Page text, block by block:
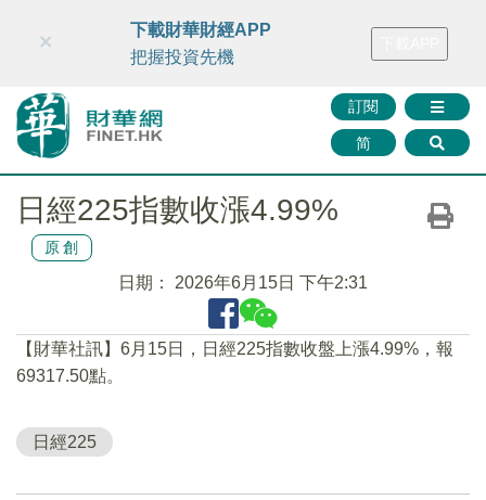
財華智庫網 FINTV FINMETA 財華證券 媒體矩陣
訂閱
简
×
下載財華財經APP
把握投資先機
日經225指數收漲4.99%
原創
日期： 2026年6月15日 下午2:31
【財華社訊】6月15日，日經225指數收盤上漲4.99%，報
69317.50點。
日經225